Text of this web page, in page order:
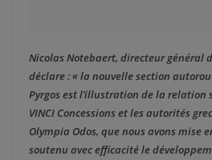
Nicolas Notebaert, directeur général
déclare : « la nouvelle section
Pyrgos est l’illustration de la
VINCI Concessions et les autorités
Olympia Odos, que nous avons mise
soutenu avec efficacité le